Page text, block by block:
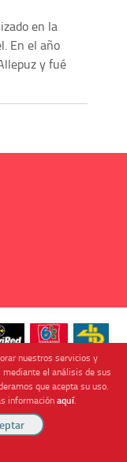
en la
En el año
y fué
nuestros servicios y
el análisis de sus
que acepta su uso.
informaciónaquí.